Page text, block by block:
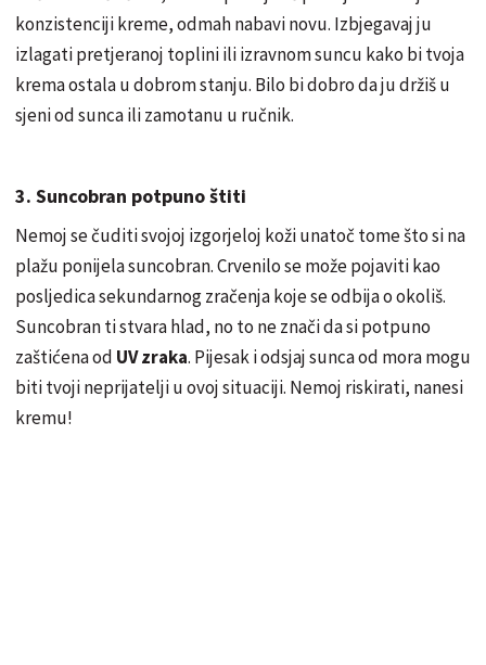
konzistenciji kreme, odmah nabavi novu. Izbjegavaj ju
izlagati pretjeranoj toplini ili izravnom suncu kako bi tvoja
krema ostala u dobrom stanju. Bilo bi dobro da ju držiš u
sjeni od sunca ili zamotanu u ručnik.
3. Suncobran potpuno štiti
Nemoj se čuditi svojoj izgorjeloj koži unatoč tome što si na
plažu ponijela suncobran. Crvenilo se može pojaviti kao
posljedica sekundarnog zračenja koje se odbija o okoliš.
Suncobran ti stvara hlad, no to ne znači da si potpuno
zaštićena od UV zraka. Pijesak i odsjaj sunca od mora mogu
biti tvoji neprijatelji u ovoj situaciji. Nemoj riskirati, nanesi
kremu!